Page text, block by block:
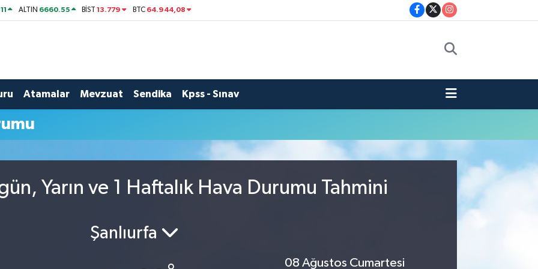
ALTIN 6660.55 BİST13.779 BTC 64.944,08
Atamalar Mevzuat Sendika Kpss - Sınav
Yarın ve 1 Haftalık Hava Durumu Tahmini
Şanlıurfa
08 Ağustos Cumartesi